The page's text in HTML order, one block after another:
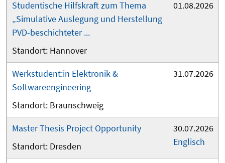
Studentische Hilfskraft zum Thema
„Simulative Auslegung und Herstellung
PVD-beschichteter ...
Hannover
01.08.2026
Werkstudent:in Elektronik &
Softwareengineering
Braunschweig
31.07.2026
Master Thesis Project Opportunity
Dresden
30.07.2026
Englisch